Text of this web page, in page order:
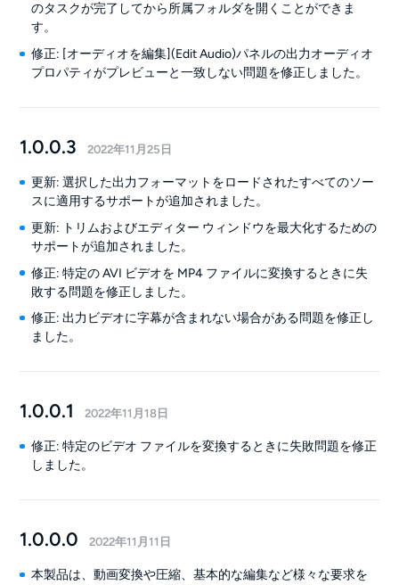
のタスクが完了してから所属フォルダを開くことができま
す。
修正: [オーディオを編集](Edit Audio)パネルの出力オーディオ
プロパティがプレビューと一致しない問題を修正しました。
1.0.0.3 2022年11月25日
更新: 選択した出力フォーマットをロードされたすべてのソー
スに適用するサポートが追加されました。
更新: トリムおよびエディター ウィンドウを最大化するための
サポートが追加されました。
修正: 特定の AVI ビデオを MP4 ファイルに変換するときに失
敗する問題を修正しました。
修正: 出力ビデオに字幕が含まれない場合がある問題を修正し
ました。
1.0.0.1 2022年11月18日
修正: 特定のビデオ ファイルを変換するときに失敗問題を修正
しました。
1.0.0.0 2022年11月11日
本製品は、動画変換や圧縮、基本的な編集など様々な要求を